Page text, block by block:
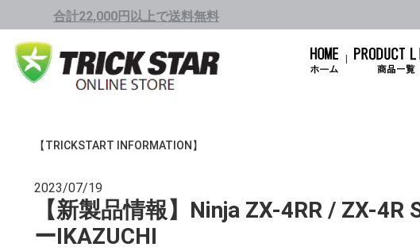
合計22,000円以上で送料無料
【TRICKSTART INFORMATION】
2023/07/19
【新製品情報】Ninja ZX-4RR / ZX-
ーIKAZUCHI